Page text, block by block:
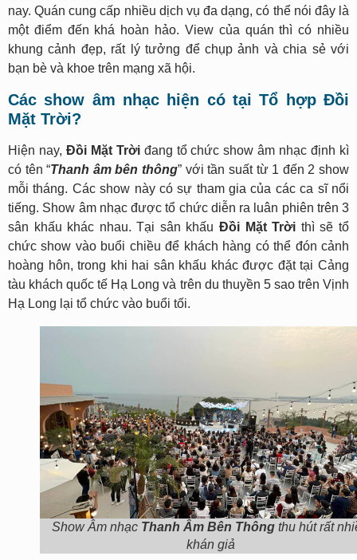
nay. Quán cung cấp nhiều dịch vụ đa dạng, có thể nói đây là
một điểm đến khá hoàn hảo. View của quán thì có nhiều
khung cảnh đẹp, rất lý tưởng để chụp ảnh và chia sẻ với
bạn bè và khoe trên mạng xã hội.
Các show âm nhạc hiện có tại Tổ hợp Đồi
Mặt Trời?
Hiện nay, Đồi Mặt Trờiđang tổ chức show âm nhạc định kì
có tên “Thanh âm bên thông” với tần suất từ 1 đến 2 show
mỗi tháng. Các show này có sự tham gia của các ca sĩ nổi
tiếng. Show âm nhạc được tổ chức diễn ra luân phiên trên 3
sân khấu khác nhau. Tại sân khấuĐồi Mặt Trời thì sẽ tổ
chức show vào buổi chiều để khách hàng có thể đón cảnh
hoàng hôn, trong khi hai sân khấu khác được đặt tại Cảng
tàu khách quốc tế Hạ Long và trên du thuyền 5 sao trên Vịnh
Hạ Long lại tổ chức vào buổi tối.
Show Âm nhạc Thanh Âm Bên Thông thu hút rất
khán giả